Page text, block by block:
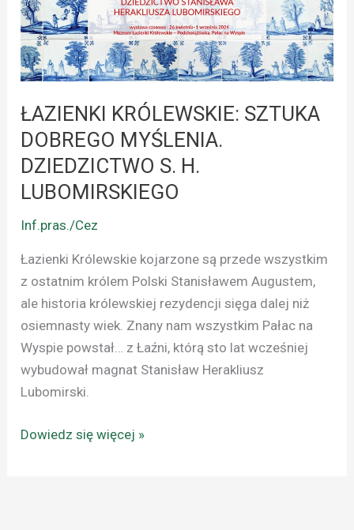
ŁAZIENKI KRÓLEWSKIE: SZTUKA
DOBREGO MYŚLENIA.
DZIEDZICTWO S. H.
LUBOMIRSKIEGO
Inf.pras./Cez
Łazienki Królewskie kojarzone są przede wszystkim
z ostatnim królem Polski Stanisławem Augustem,
ale historia królewskiej rezydencji sięga dalej niż
osiemnasty wiek. Znany nam wszystkim Pałac na
Wyspie powstał… z Łaźni, którą sto lat wcześniej
wybudował magnat Stanisław Herakliusz
Lubomirski.
MYŚLENIA.
DZIEDZICTWO
S.
H.
Dowiedz się więcej »